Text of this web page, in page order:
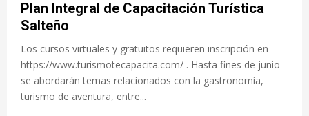
Plan Integral de Capacitación Turística
Salteño
Los cursos virtuales y gratuitos requieren inscripción en
https://www.turismotecapacita.com/ . Hasta fines de junio
se abordarán temas relacionados con la gastronomía,
turismo de aventura, entre...